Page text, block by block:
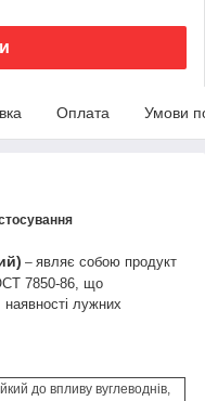
Оплата Умови
– являє собою продукт
7850-86, що
лужних
до впливу вуглеводнів,